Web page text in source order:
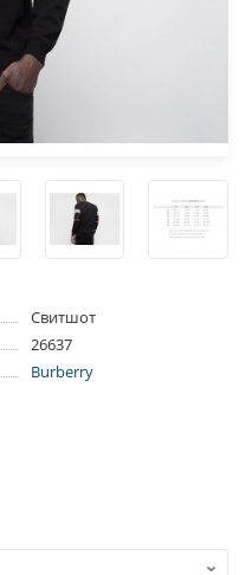
Свитшот
26637
Burberry